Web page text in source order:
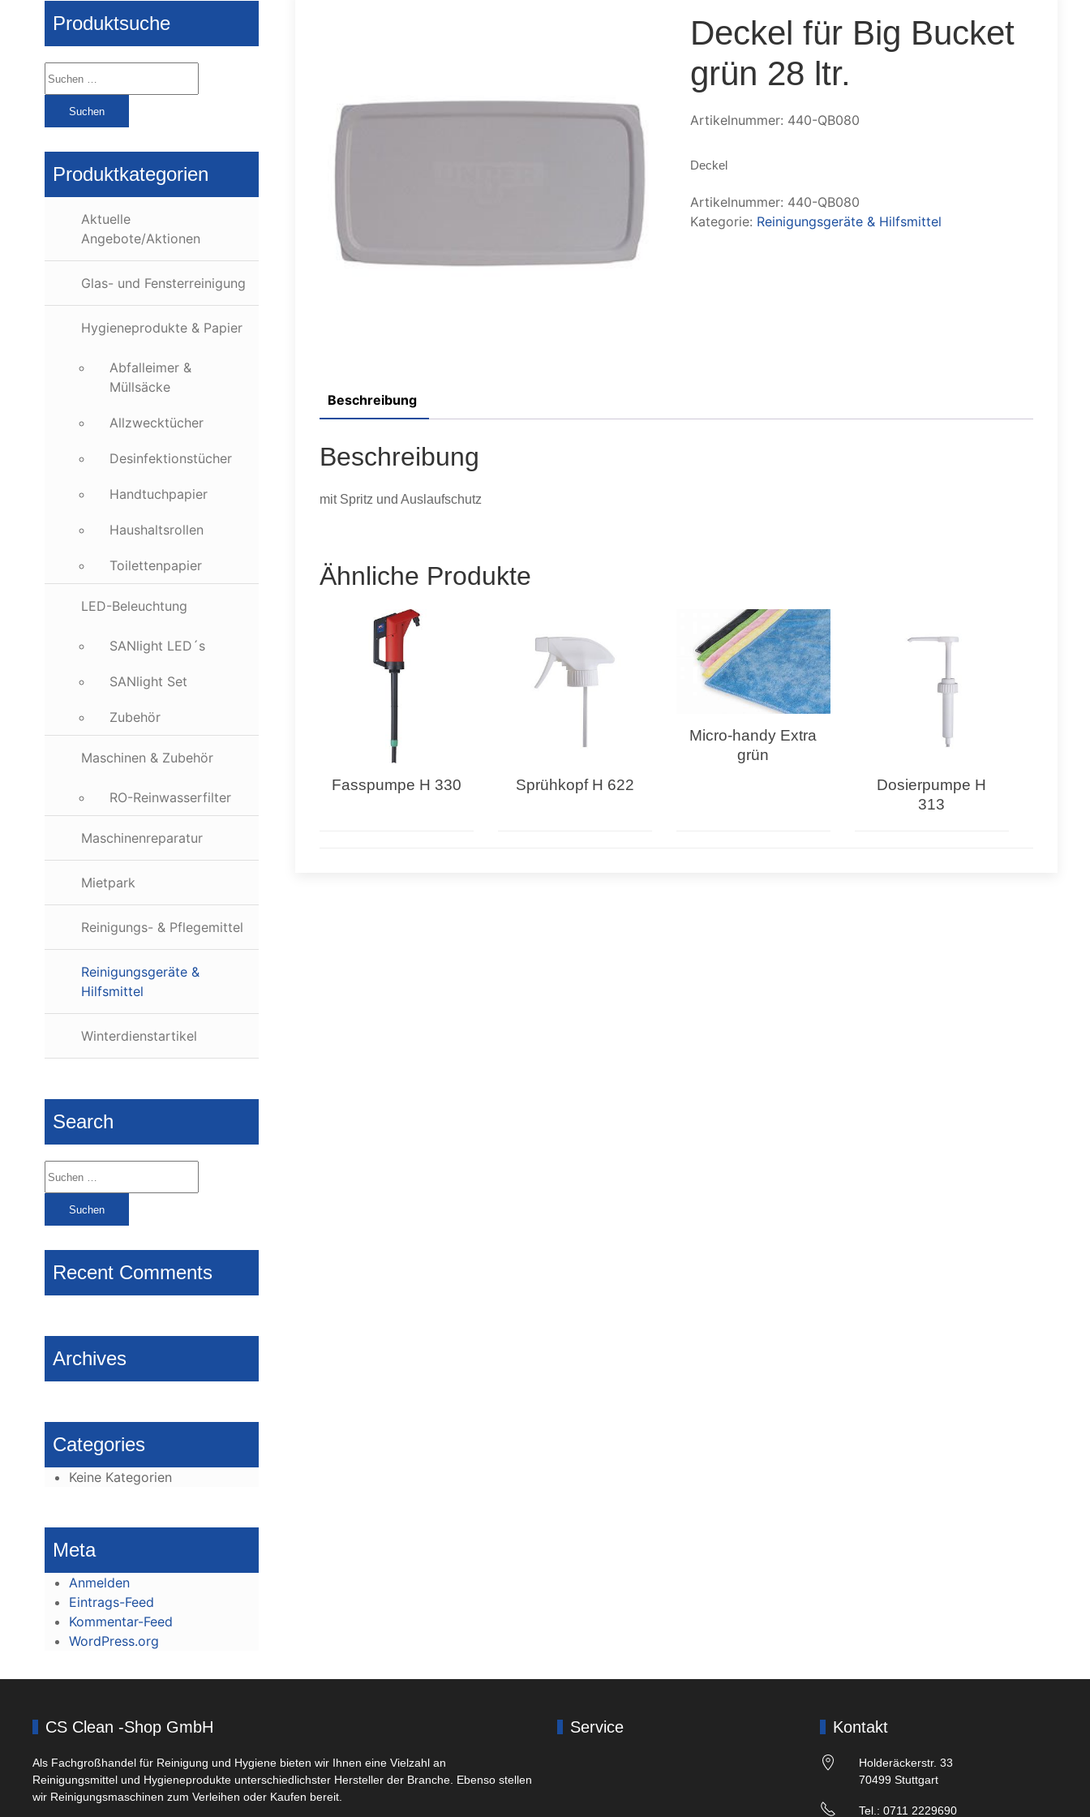
Produktsuche
Suchen
nach:
Produktkategorien
Aktuelle
Angebote/Aktionen
Glas- und Fensterreinigung
Hygieneprodukte & Papier
Abfalleimer &
Müllsäcke
Allzwecktücher
Desinfektionstücher
Handtuchpapier
Haushaltsrollen
Toilettenpapier
LED-Beleuchtung
SANlight LED´s
SANlight Set
Zubehör
Maschinen & Zubehör
RO-Reinwasserfilter
Maschinenreparatur
Mietpark
Reinigungs- & Pflegemittel
Reinigungsgeräte &
Hilfsmittel
Winterdienstartikel
Search
Suchen
nach:
Recent Comments
Archives
Categories
Keine Kategorien
Meta
Anmelden
Eintrags-Feed
Kommentar-Feed
WordPress.org
Deckel für Big Bucket
grün 28 ltr.
Artikelnummer: 440-QB080
Deckel
Artikelnummer: 440-QB080
Kategorie: Reinigungsgeräte & Hilfsmittel
Beschreibung
Beschreibung
mit Spritz und Auslaufschutz
Ähnliche Produkte
Fasspumpe H 330 Sprühkopf H 622
Micro-handy Extra
grün
Dosierpumpe H
313
CS Clean -Shop GmbH
Als Fachgroßhandel für Reinigung und Hygiene bieten wir Ihnen eine Vielzahl an
Reinigungsmittel und Hygieneprodukte unterschiedlichster Hersteller der Branche. Ebenso stellen
wir Reinigungsmaschinen zum Verleihen oder Kaufen bereit.
Service Kontakt
Holderäckerstr. 33
70499 Stuttgart
Tel.: 0711 2229690